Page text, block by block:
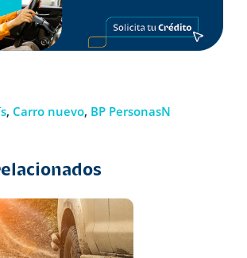
, Carro nuevo, BP PersonasN